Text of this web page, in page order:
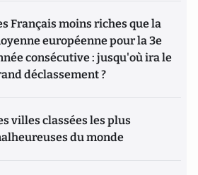
Français moins riches que la
européenne pour la 3e
consécutive : jusqu'où ira le
déclassement ?
villes classées les plus
du monde